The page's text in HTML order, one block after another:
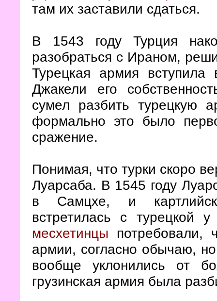
там их заставили сдаться.
В 1543 году Турция
разобраться с Ираном,
Турецкая армия
Джакели его
сумел разбить турецкую
формально это было
сражение.
Понимая, что турки скоро
Луарсаба. В 1545 году
в Самцхе, и
встретилась с турецкой
месхетинцы потребовали,
армии, согласно обычаю,
вообще уклонились от
грузинская армия была